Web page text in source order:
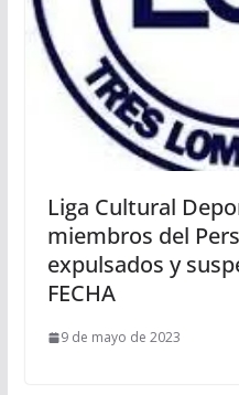
Liga Cultural
miembros del
expulsados y
FECHA
9 de mayo de 2023